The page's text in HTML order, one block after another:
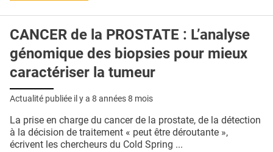
CRÉDITS
CANCER de la PROSTATE : L’analyse
génomique des biopsies pour mieux
caractériser la tumeur
Actualité publiée il y a 8 années 8 mois
La prise en charge du cancer de la prostate, de la détection
à la décision de traitement « peut être déroutante »,
écrivent les chercheurs du Cold Spring ...